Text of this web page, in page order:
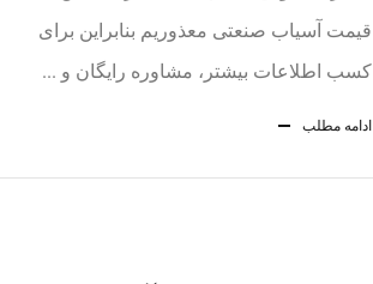
قیمت آسیاب صنعتی معذوریم بنابراین برای
کسب اطلاعات بیشتر، مشاوره رایگان و ...
ادامه مطلب